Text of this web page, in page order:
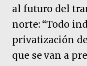
al futuro del
norte: “Todo
privatización
que se van a